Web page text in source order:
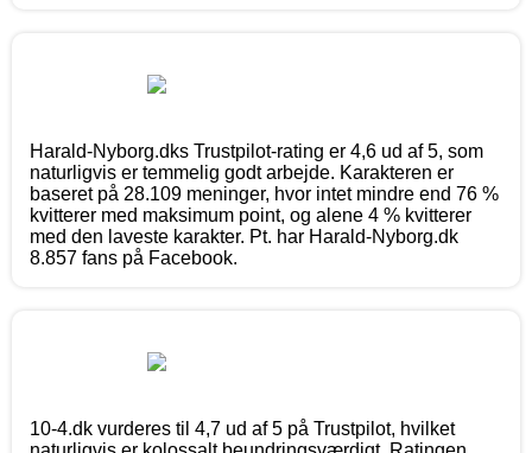
Harald-Nyborg.dks Trustpilot-rating er 4,6 ud af 5, som
naturligvis er temmelig godt arbejde. Karakteren er
baseret på 28.109 meninger, hvor intet mindre end 76 %
kvitterer med maksimum point, og alene 4 % kvitterer
med den laveste karakter. Pt. har Harald-Nyborg.dk
8.857 fans på Facebook.
10-4.dk vurderes til 4,7 ud af 5 på Trustpilot, hvilket